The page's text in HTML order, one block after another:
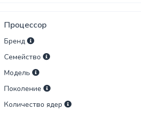
Процессор
Бренд
Семейство
Модель
Поколение
Количество ядер